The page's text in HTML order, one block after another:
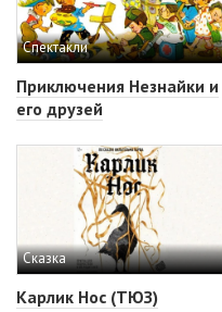
Спектакли
Приключения Незнайки и
его друзей
Сказка
Карлик Нос (ТЮЗ)